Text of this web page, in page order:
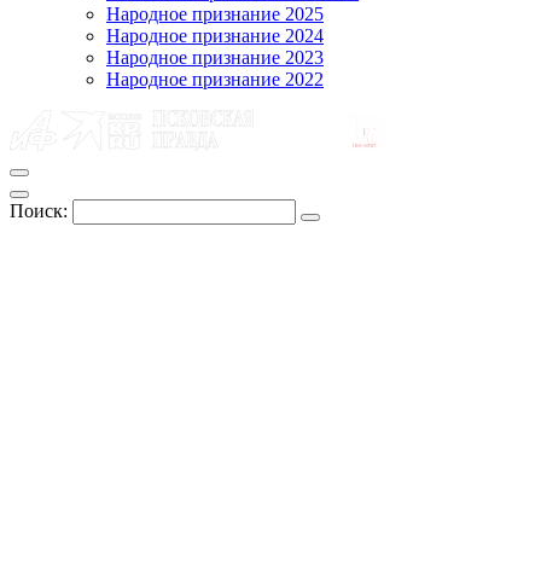
Народное признание 2025
Народное признание 2024
Народное признание 2023
Народное признание 2022
Поиск: